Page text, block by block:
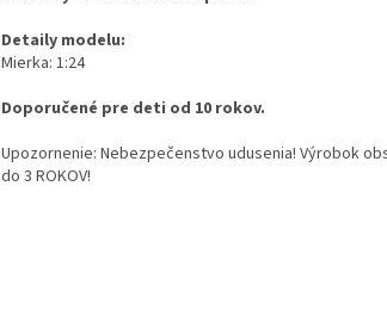
Detaily modelu:
Mierka: 1:24
Doporučené pre deti od 10 rokov.
Upozornenie: Nebezpečenstvo udusenia! Výrobok
do 3 ROKOV!